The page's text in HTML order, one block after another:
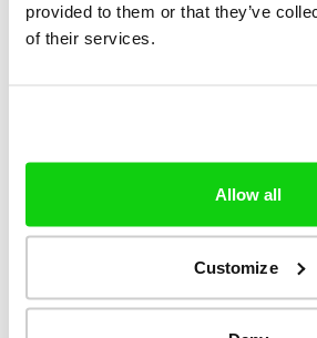
provided to them or that they’ve
of their services.
Allow all
Customize
à des tiers à des fins de
Accéder à vos données
B.Rectifier les données
incorrectes ou incomplètes.
C.Effacer vos données à
Limiter le traitement de vos
caractère personnel.